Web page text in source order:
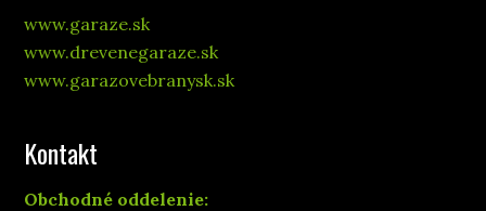
www.garaze.sk
www.drevenegaraze.sk
www.garazovebranysk.sk
Kontakt
Obchodné oddelenie: